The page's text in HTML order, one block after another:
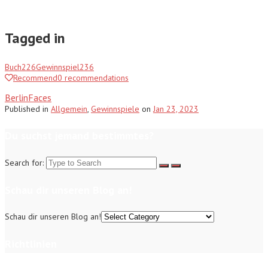
Tagged in
Buch226Gewinnspiel236
Recommend0 recommendations
BerlinFaces
Published in Allgemein, Gewinnspiele on Jan 23, 2023
Search for:
Schau dir unseren Blog an!